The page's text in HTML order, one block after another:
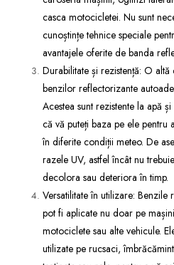
casca motocicletei. Nu sunt
cunoștințe tehnice speciale
avantajele oferite de banda
Durabilitate și rezistență: O
benzilor reflectorizante
Acestea sunt rezistente la apă
că vă puteți baza pe ele pentru
în diferite condiții meteo. De
razele UV, astfel încât nu
decolora sau deteriora în timp.
Versatilitate în utilizare:
pot fi aplicate nu doar pe
motociclete sau alte vehicule.
utilizate pe rucsaci,